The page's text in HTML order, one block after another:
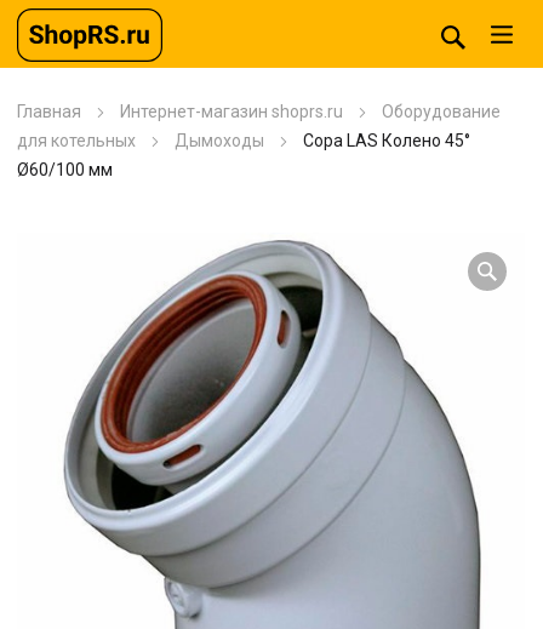
Главная Интернет-магазин shoprs.ru
Оборудование
для котельных
Дымоходы
Copa LAS Колено 45°
Ø60/100 мм